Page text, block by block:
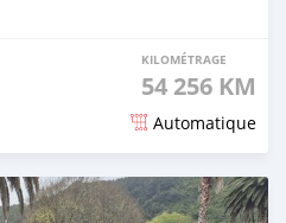
KILOMÉTRAGE
54 256 KM
Automatique